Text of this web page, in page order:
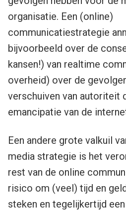
organisatie. Een (online)
communicatiestrategie
bijvoorbeeld over de
kansen!) van realtime
overheid) over de
verschuiven van autoriteit
emancipatie van de
Een andere grote valkuil
media strategie is het
rest van de online
risico om (veel) tijd en
steken en tegelijkertijd